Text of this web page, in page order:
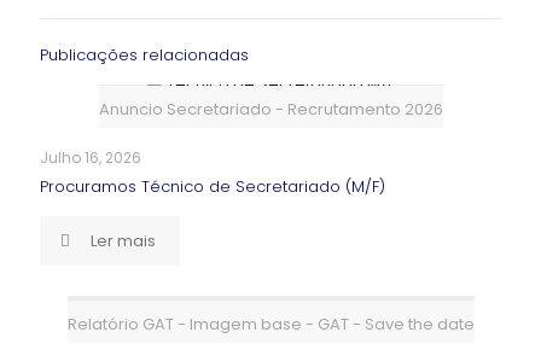
Publicações relacionadas
Anuncio Secretariado - Recrutamento 2026
Julho 16, 2026
Procuramos Técnico de Secretariado (M/F)
Ler mais
Relatório GAT - Imagem base - GAT - Save the date